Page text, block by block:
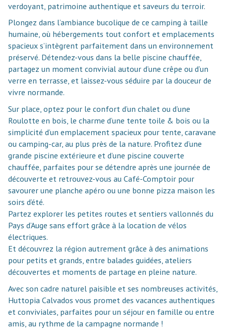
verdoyant, patrimoine authentique et saveurs du terroir.
Plongez dans l’ambiance bucolique de ce camping à taille
humaine, où hébergements tout confort et emplacements
spacieux s’intègrent parfaitement dans un environnement
préservé. Détendez-vous dans la belle piscine chauffée,
partagez un moment convivial autour d’une crêpe ou d’un
verre en terrasse, et laissez-vous séduire par la douceur de
vivre normande.
Sur place, optez pour le confort d’un chalet ou d’une
Roulotte en bois, le charme d’une tente toile & bois ou la
simplicité d’un emplacement spacieux pour tente, caravane
ou camping-car, au plus près de la nature. Profitez d’une
grande piscine extérieure et d’une piscine couverte
chauffée, parfaites pour se détendre après une journée de
découverte et retrouvez-vous au Café-Comptoir pour
savourer une planche apéro ou une bonne pizza maison les
soirs d’été.
Partez explorer les petites routes et sentiers vallonnés du
Pays d’Auge sans effort grâce à la location de vélos
électriques.
Et découvrez la région autrement grâce à des animations
pour petits et grands, entre balades guidées, ateliers
découvertes et moments de partage en pleine nature.
Avec son cadre naturel paisible et ses nombreuses activités,
Huttopia Calvados vous promet des vacances authentiques
et conviviales, parfaites pour un séjour en famille ou entre
amis, au rythme de la campagne normande !